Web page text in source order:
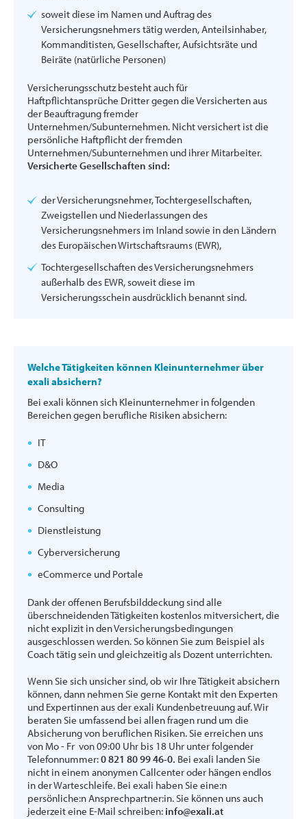
soweit diese im Namen und Auftrag des
Versicherungsnehmers tätig werden, Anteilsinhaber,
Kommanditisten, Gesellschafter, Aufsichtsräte und
Beiräte (natürliche Personen)
Versicherungsschutz besteht auch für
Haftpflichtansprüche Dritter gegen die Versicherten aus
der Beauftragung fremder
Unternehmen/Subunternehmen. Nicht versichert ist die
persönliche Haftpflicht der fremden
Unternehmen/Subunternehmen und ihrer Mitarbeiter.
Versicherte Gesellschaften sind:
der Versicherungsnehmer, Tochtergesellschaften,
Zweigstellen und Niederlassungen des
Versicherungsnehmers im Inland sowie in den Ländern
des Europäischen Wirtschaftsraums (EWR),
Tochtergesellschaften des Versicherungsnehmers
außerhalb des EWR, soweit diese im
Versicherungsschein ausdrücklich benannt sind.
Welche Tätigkeiten können Kleinunternehmer über
exali absichern?
Bei exali können sich Kleinunternehmer in folgenden
Bereichen gegen berufliche Risiken absichern:
IT
D&O
Media
Consulting
Dienstleistung
Cyberversicherung
eCommerce und Portale
Dank der offenen Berufsbilddeckung sind alle
überschneidenden Tätigkeiten kostenlos mitversichert, die
nicht explizit in den Versicherungsbedingungen
ausgeschlossen werden. So können Sie zum Beispiel als
Coach tätig sein und gleichzeitig als Dozent unterrichten.
Wenn Sie sich unsicher sind, ob wir Ihre Tätigkeit absichern
können, dann nehmen Sie gerne Kontakt mit den Experten
und Expertinnen aus der exali Kundenbetreuung auf. Wir
beraten Sie umfassend bei allen fragen rund um die
Absicherung von beruflichen Risiken. Sie erreichen uns
von Mo - Fr von 09:00 Uhr bis 18 Uhr unter folgender
Telefonnummer:0 821 80 99 46-0. Bei exali landen Sie
nicht in einem anonymen Callcenter oder hängen endlos
in der Warteschleife. Bei exali haben Sie eine:n
persönliche:n Ansprechpartner:in. Sie können uns auch
jederzeit eine E-Mail schreiben: info@exali.at